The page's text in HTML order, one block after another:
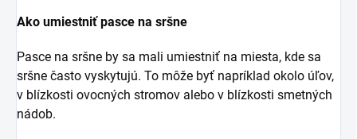
Ako umiestniť pasce na sršne
Pasce na sršne by sa mali umiestniť na miesta, kde sa
sršne často vyskytujú. To môže byť napríklad okolo úľov,
v blízkosti ovocných stromov alebo v blízkosti smetných
nádob.